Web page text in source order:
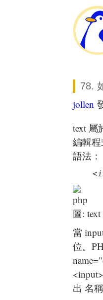
78.
jollen
text 屬
編輯
語法：
圖:
當
位。
出 名